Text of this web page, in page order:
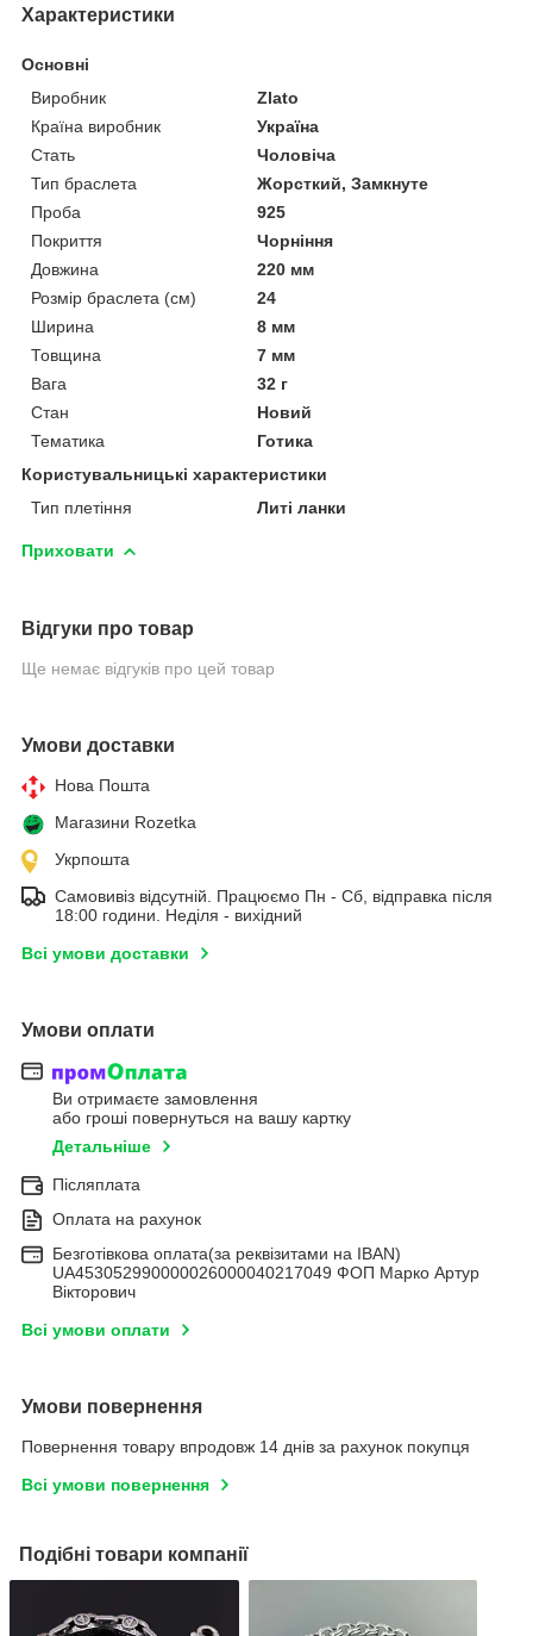
Характеристики
Основні
Виробник
Zlato
Країна виробник
Україна
Стать
Чоловіча
Тип браслета
Жорсткий, Замкнуте
Проба
925
Покриття
Чорніння
Довжина
220 мм
Розмір браслета (см)
24
Ширина
8 мм
Товщина
7 мм
Вага
32 г
Стан
Новий
Тематика
Готика
Користувальницькі характеристики
Тип плетіння
Литі ланки
Приховати
Відгуки про товар
Ще немає відгуків про цей товар
Умови доставки
Нова Пошта
Магазини Rozetka
Укрпошта
Самовивіз відсутній. Працюємо Пн - Сб, відправка після
18:00 години. Неділя - вихідний
Всі умови доставки
Умови оплати
Ви отримаєте замовлення
або гроші повернуться на вашу картку
Детальніше
Післяплата
Оплата на рахунок
Безготівкова оплата(за реквізитами на IBAN)
UA453052990000026000040217049 ФОП Марко Артур
Вікторович
Всі умови оплати
Умови повернення
Повернення товару впродовж 14 днів за рахунок покупця
Всі умови повернення
Подібні товари компанії